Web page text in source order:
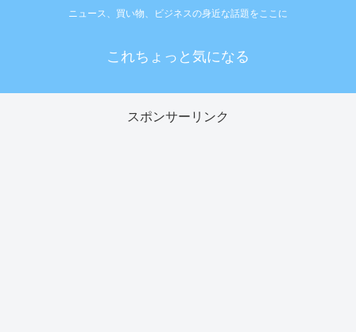
ニュース、買い物、ビジネスの身近な話題をここに
これちょっと気になる
スポンサーリンク